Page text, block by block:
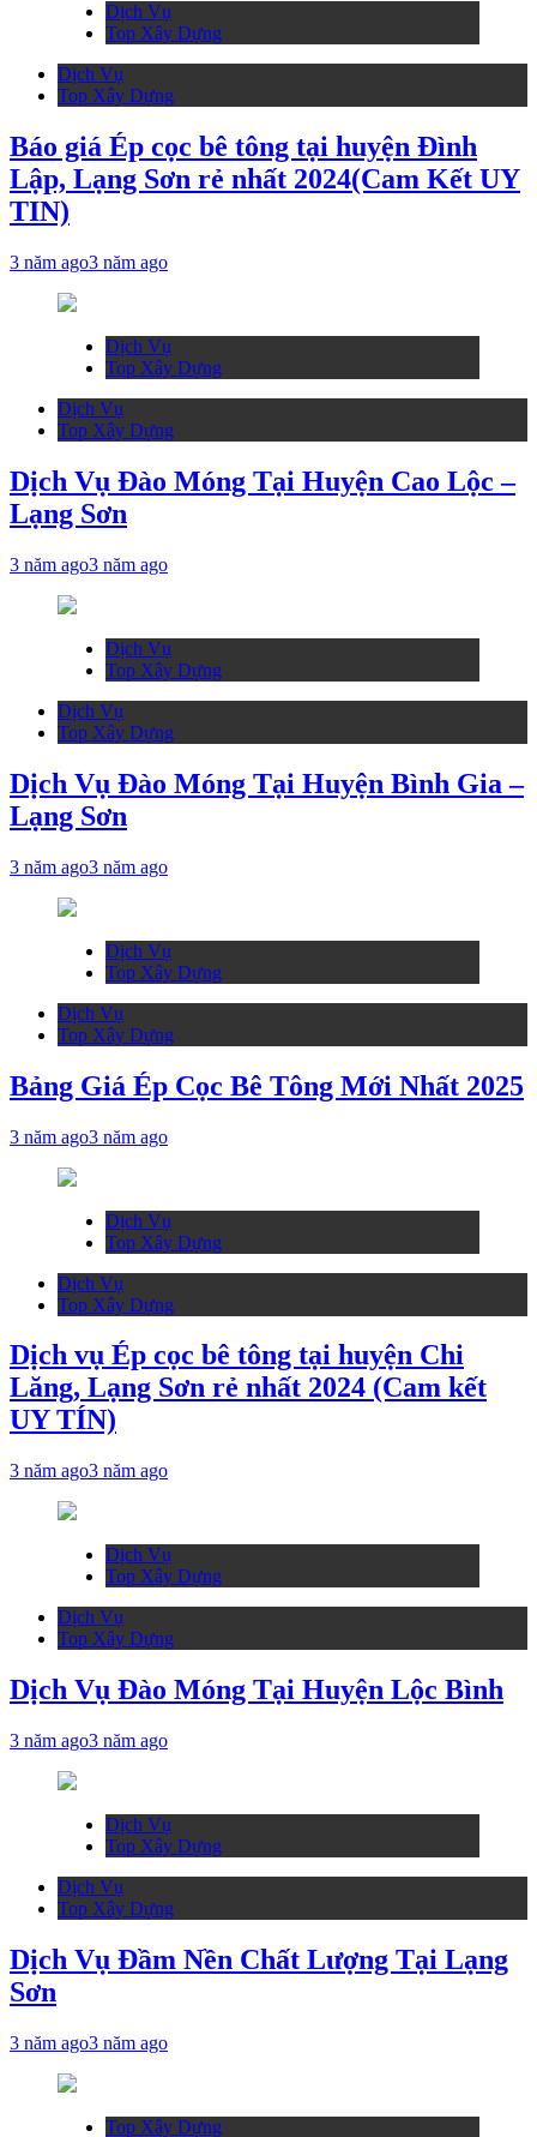
Dịch Vụ
Top Xây Dựng
Dịch Vụ
Top Xây Dựng
Báo giá Ép cọc bê tông tại huyện Đình
Lập, Lạng Sơn rẻ nhất 2024(Cam Kết UY
TIN)
3 năm ago3 năm ago
Dịch Vụ
Top Xây Dựng
Dịch Vụ
Top Xây Dựng
Dịch Vụ Đào Móng Tại Huyện Cao Lộc –
Lạng Sơn
3 năm ago3 năm ago
Dịch Vụ
Top Xây Dựng
Dịch Vụ
Top Xây Dựng
Dịch Vụ Đào Móng Tại Huyện Bình Gia –
Lạng Sơn
3 năm ago3 năm ago
Dịch Vụ
Top Xây Dựng
Dịch Vụ
Top Xây Dựng
Bảng Giá Ép Cọc Bê Tông Mới Nhất 2025
3 năm ago3 năm ago
Dịch Vụ
Top Xây Dựng
Dịch Vụ
Top Xây Dựng
Dịch vụ Ép cọc bê tông tại huyện Chi
Lăng, Lạng Sơn rẻ nhất 2024 (Cam kết
UY TÍN)
3 năm ago3 năm ago
Dịch Vụ
Top Xây Dựng
Dịch Vụ
Top Xây Dựng
Dịch Vụ Đào Móng Tại Huyện Lộc Bình
3 năm ago3 năm ago
Dịch Vụ
Top Xây Dựng
Dịch Vụ
Top Xây Dựng
Dịch Vụ Đầm Nền Chất Lượng Tại Lạng
Sơn
3 năm ago3 năm ago
Top Xây Dựng